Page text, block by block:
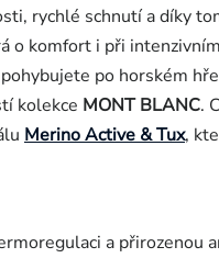
rychlé schnutí a díky
o komfort i při
po horském
kolekce MONT BLANC.
Merino Active & Tux,
a přirozenou